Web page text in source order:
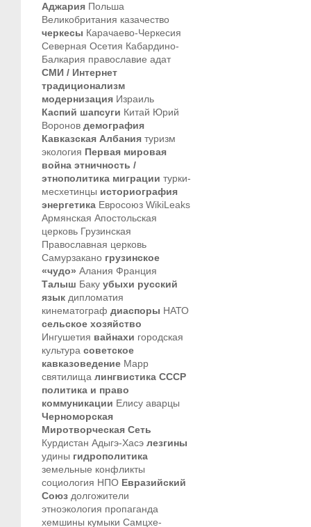
Аджария Польша
Великобритания казачество
черкесы Карачаево-Черкесия
Северная Осетия Кабардино-
Балкария православие адат
СМИ / Интернет
традиционализм
модернизация Израиль
Каспий шапсуги Китай Юрий
Воронов демография
Кавказская Албания туризм
экология Первая мировая
война этничность /
этнополитика миграции турки-
месхетинцы историография
энергетика Евросоюз WikiLeaks
Армянская Апостольская
церковь Грузинская
Православная церковь
Самурзакано грузинское
«чудо» Алания Франция
Талыш Баку убыхи русский
язык дипломатия
кинематограф диаспоры НАТО
сельское хозяйство
Ингушетия вайнахи городская
культура советское
кавказоведение Марр
святилища лингвистика СССР
политика и право
коммуникации Елису аварцы
Черноморская
Миротворческая Сеть
Курдистан Адыгэ-Хасэ лезгины
удины гидрополитика
земельные конфликты
социология НПО Евразийский
Союз долгожители
этноэкология пропаганда
хемшины кумыки Самцхе-